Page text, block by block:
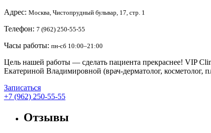
Адрес: Москва, Чистопрудный бульвар, 17, стр. 1
Телефон: 7 (962) 250-55-55
Часы работы: пн-сб 10:00–21:00
Цель нашей работы — сделать пациента прекраснее! VIP
Екатериной Владимировной (врач-дерматолог, косметолог,
Записаться
+7 (962) 250-55-55
Отзывы